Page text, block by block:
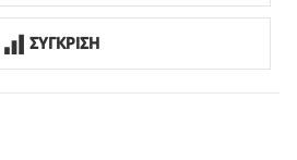
ΣΥΓΚΡΙΣΗ